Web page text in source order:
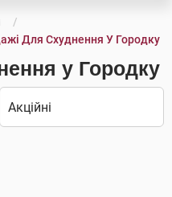
Для Схуднення У Городку
у Городку